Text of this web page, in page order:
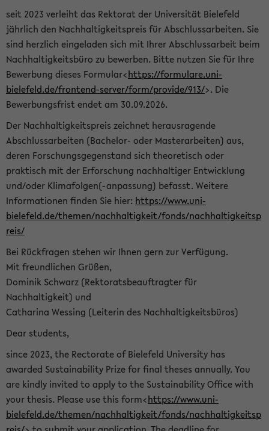
seit 2023 verleiht das Rektorat der Universität Bielefeld
jährlich den Nachhaltigkeitspreis für Abschlussarbeiten. Sie
sind herzlich eingeladen sich mit Ihrer Abschlussarbeit beim
Nachhaltigkeitsbüro zu bewerben. Bitte nutzen Sie für Ihre
Bewerbung dieses Formular<https://formulare.uni-
bielefeld.de/frontend-server/form/provide/913/>. Die
Bewerbungsfrist endet am 30.09.2026.
Der Nachhaltigkeitspreis zeichnet herausragende
Abschlussarbeiten (Bachelor- oder Masterarbeiten) aus,
deren Forschungsgegenstand sich theoretisch oder
praktisch mit der Erforschung nachhaltiger Entwicklung
und/oder Klimafolgen(-anpassung) befasst. Weitere
Informationen finden Sie hier: https://www.uni-
bielefeld.de/themen/nachhaltigkeit/fonds/nachhaltigkeitsp
reis/
Bei Rückfragen stehen wir Ihnen gern zur Verfügung.
Mit freundlichen Grüßen,
Dominik Schwarz (Rektoratsbeauftragter für
Nachhaltigkeit) und
Catharina Wessing (Leiterin des Nachhaltigkeitsbüros)
Dear students,
since 2023, the Rectorate of Bielefeld University has
awarded Sustainability Prize for final theses annually. You
are kindly invited to apply to the Sustainability Office with
your thesis. Please use this form<https://www.uni-
bielefeld.de/themen/nachhaltigkeit/fonds/nachhaltigkeitsp